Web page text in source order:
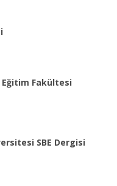
Eğitim Fakültesi
SBE Dergisi